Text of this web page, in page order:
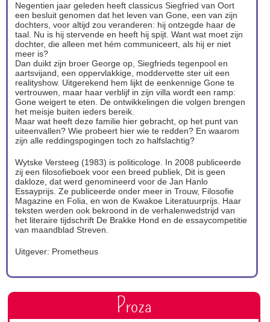
Negentien jaar geleden heeft classicus Siegfried van Oort
een besluit genomen dat het leven van Gone, een van zijn
dochters, voor altijd zou veranderen: hij ontzegde haar de
taal. Nu is hij stervende en heeft hij spijt. Want wat moet zijn
dochter, die alleen met hém communiceert, als hij er niet
meer is?
Dan duikt zijn broer George op, Siegfrieds tegenpool en
aartsvijand, een oppervlakkige, moddervette ster uit een
realityshow. Uitgerekend hem lijkt de eenkennige Gone te
vertrouwen, maar haar verblijf in zijn villa wordt een ramp:
Gone weigert te eten. De ontwikkelingen die volgen brengen
het meisje buiten ieders bereik.
Maar wat heeft deze familie hier gebracht, op het punt van
uiteenvallen? Wie probeert hier wie te redden? En waarom
zijn alle reddingspogingen toch zo halfslachtig?
Wytske Versteeg (1983) is politicologe. In 2008 publiceerde
zij een filosofieboek voor een breed publiek, Dit is geen
dakloze, dat werd genomineerd voor de Jan Hanlo
Essayprijs. Ze publiceerde onder meer in Trouw, Filosofie
Magazine en Folia, en won de Kwakoe Literatuurprijs. Haar
teksten werden ook bekroond in de verhalenwedstrijd van
het literaire tijdschrift De Brakke Hond en de essaycompetitie
van maandblad Streven.
Uitgever: Prometheus
Proza